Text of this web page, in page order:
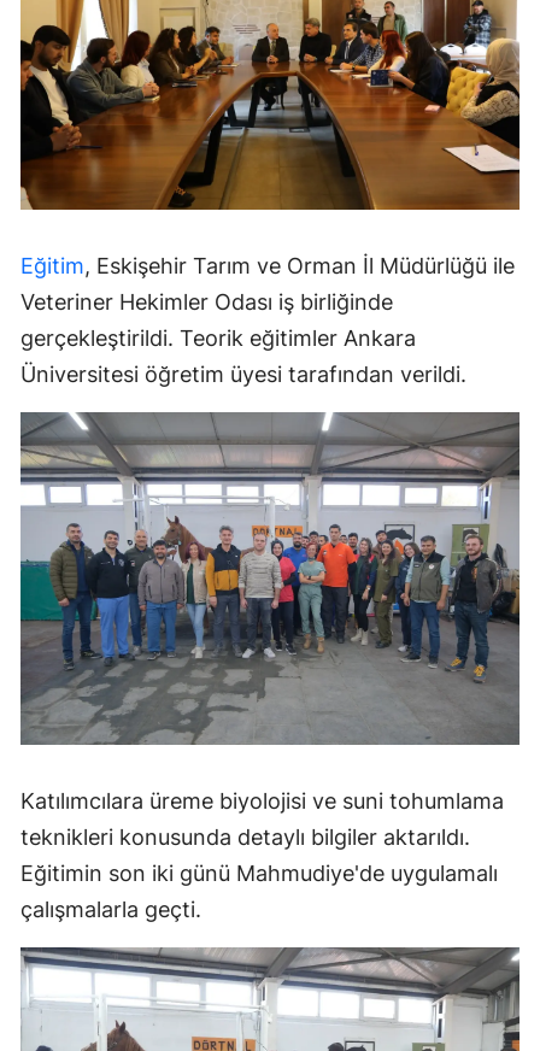
Eğitim, Eskişehir Tarım ve Orman İl Müdürlüğü ile
Veteriner Hekimler Odası iş birliğinde
gerçekleştirildi. Teorik eğitimler Ankara
Üniversitesi öğretim üyesi tarafından verildi.
Katılımcılara üreme biyolojisi ve suni tohumlama
teknikleri konusunda detaylı bilgiler aktarıldı.
Eğitimin son iki günü Mahmudiye'de uygulamalı
çalışmalarla geçti.